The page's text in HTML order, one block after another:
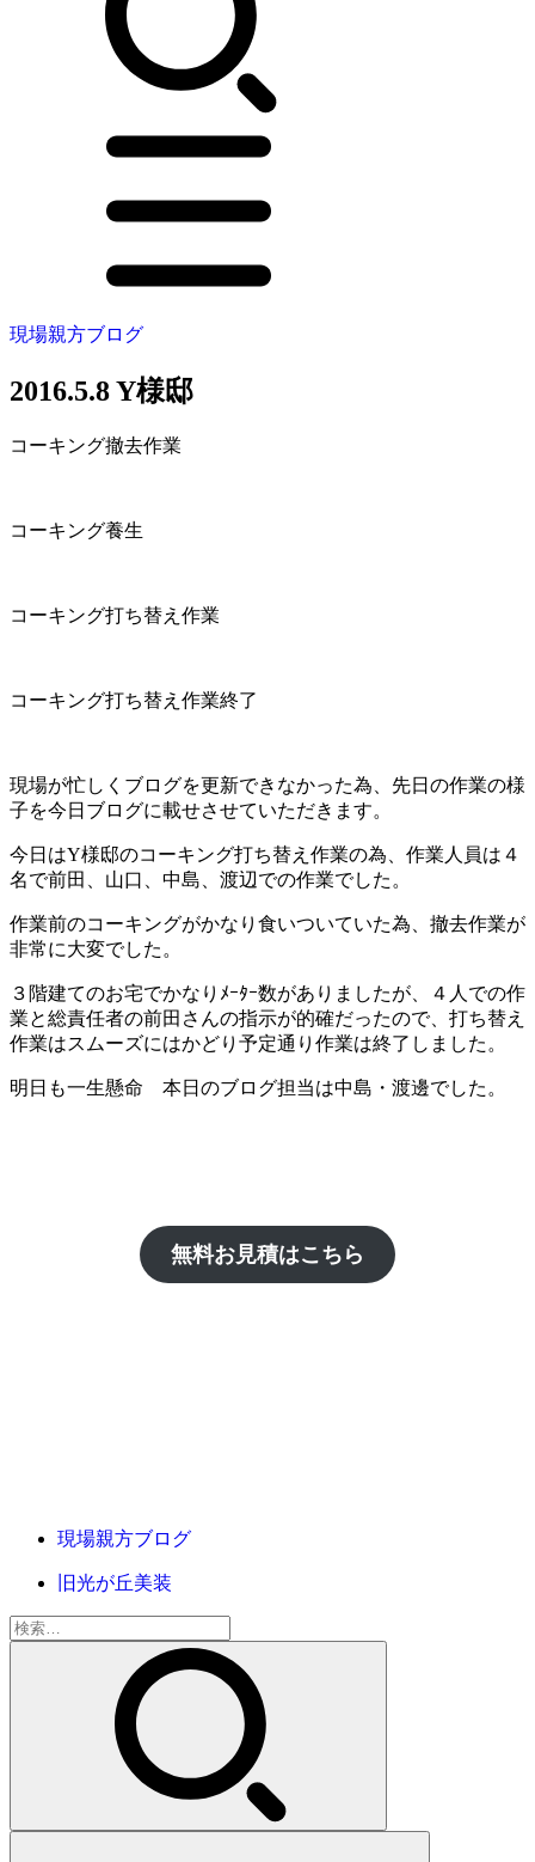
現場親方ブログ
2016.5.8 Y様邸
コーキング撤去作業
コーキング養生
コーキング打ち替え作業
コーキング打ち替え作業終了
現場が忙しくブログを更新できなかった為、先日の作業の様
子を今日ブログに載せさせていただきます。
今日はY様邸のコーキング打ち替え作業の為、作業人員は４
名で前田、山口、中島、渡辺での作業でした。
作業前のコーキングがかなり食いついていた為、撤去作業が
非常に大変でした。
３階建てのお宅でかなりﾒｰﾀｰ数がありましたが、４人での作
業と総責任者の前田さんの指示が的確だったので、打ち替え
作業はスムーズにはかどり予定通り作業は終了しました。
明日も一生懸命 本日のブログ担当は中島・渡邊でした。
無料お見積はこちら
現場親方ブログ
旧光が丘美装
検
索: